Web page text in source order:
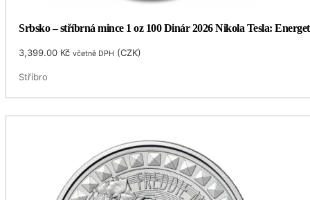
Srbsko – stříbrná mince 1 oz 100 Dinár 2026 Nikola Tesla:
3,399.00 Kč včetně DPH (CZK)
Stříbro